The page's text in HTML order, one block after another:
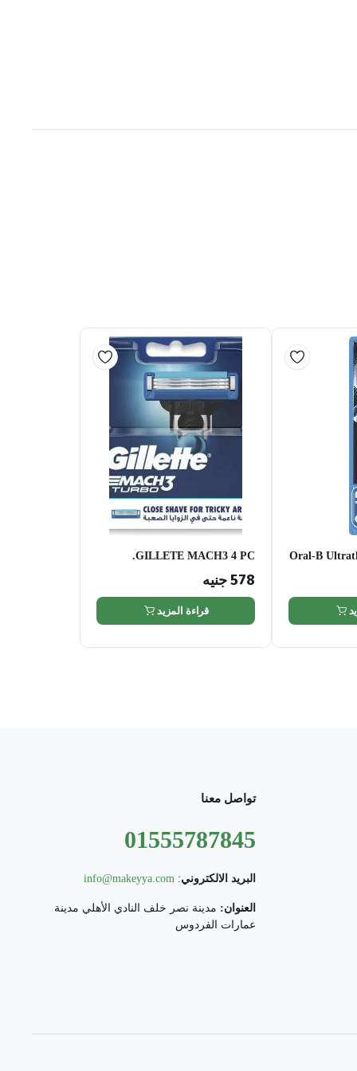
Oral-B
GILLETE MACH3 4 PC.
578جنيه
قراءة المزيد
تواصل معنا
01555787845
البريد الالكتروني:
info@makeyya.com
العنوان: مدينة نصر خلف النادي الأهلي مدينة
عمارات الفردوس